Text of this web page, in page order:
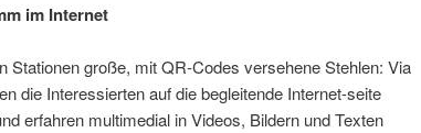
im Internet
Stationen große, mit QR-Codes versehene Stehlen: Via
die Interessierten auf die begleitende Internet-seite
erfahren multimedial in Videos, Bildern und Texten